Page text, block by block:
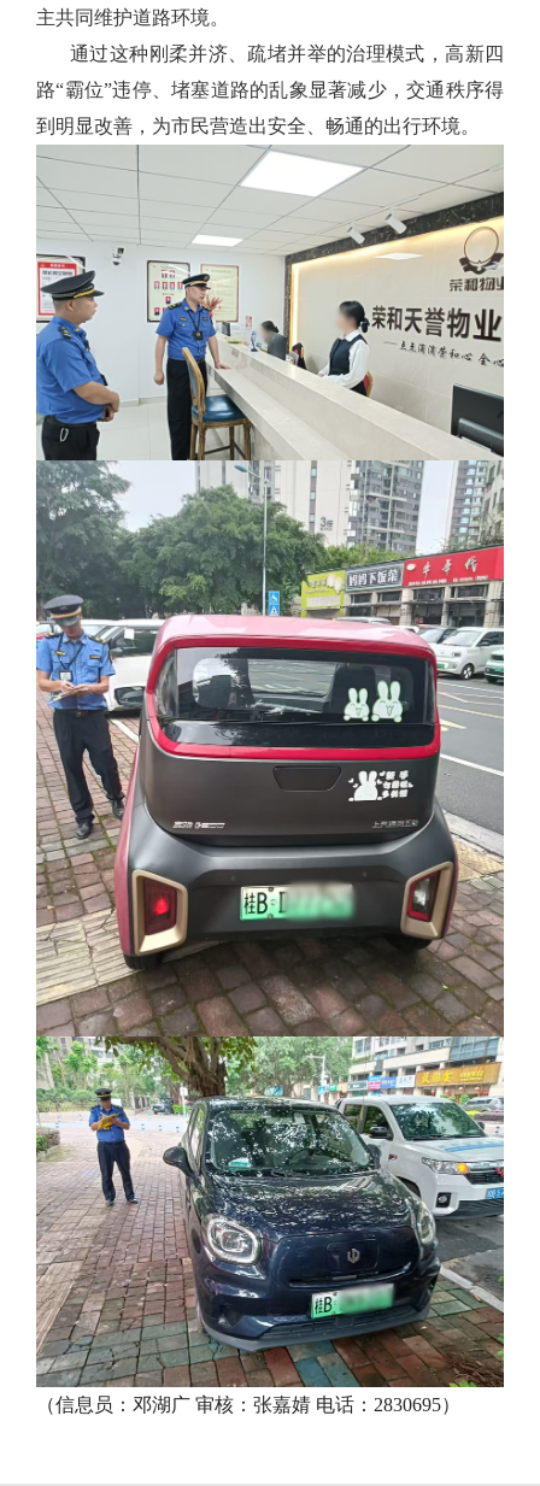
主共同维护道路环境。
通过这种刚柔并济、疏堵并举的治理模式，高新四
路“霸位”违停、堵塞道路的乱象显著减少，交通秩序得
到明显改善，为市民营造出安全、畅通的出行环境。
（信息员：邓湖广 审核：张嘉婧 电话：2830695）